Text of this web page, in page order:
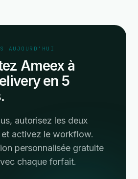
AUJOURD'HUI
Ameex à
en 5
autorisez les deux
activez le workflow.
personnalisée gratuite
chaque forfait.